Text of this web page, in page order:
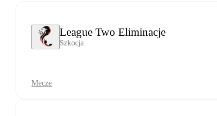
League Two Eliminacje
Szkocja
Mecze